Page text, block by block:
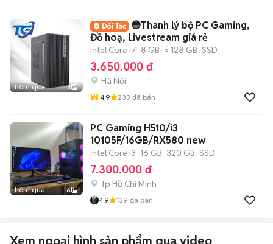
hôm qua 3
🔵Thanh lý bộ PC Gaming,
Đồ hoạ, Livestream giá rẻ
Intel Core i7 8 GB < 128 GB SSD
3.650.000 đ
Hà Nội
4.9 233 đã bán
hôm qua 6
PC Gaming H510/i3
10105F/16GB/RX580 new
Intel Core i3 16 GB 320 GB SSD
7.300.000 đ
Tp Hồ Chí Minh
4.9 139 đã bán